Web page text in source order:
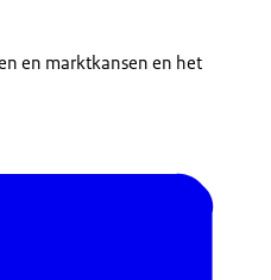
en marktkansen en het